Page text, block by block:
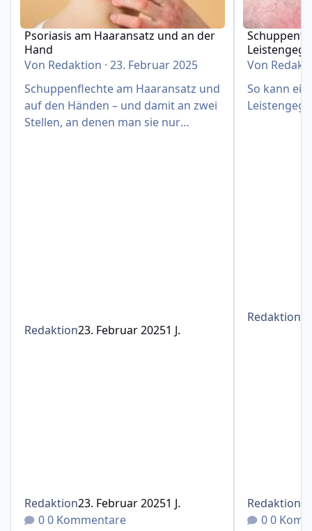
Psoriasis am Haaransatz und an der
Hand
Von Redaktion ·23. Februar 2025
Schuppenflechte am Haaransatz und
auf den Händen – und damit an zwei
Stellen, an denen man sie nur
Redaktion23. Februar 20251 J.
Redaktion23. Februar 20251 J.
0 Kommentare
Von
So kann
Redaktion
Redaktion
0